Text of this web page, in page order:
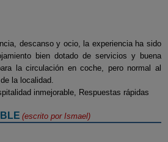
descanso y ocio, la experiencia ha sido
bien dotado de servicios y buena
la circulación en coche, pero normal al
la localidad.
inmejorable, Respuestas rápidas
(escrito por Ismael)